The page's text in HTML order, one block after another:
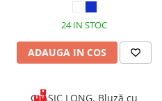
24 IN STOC
ADAUGA IN COS
CLASIC LONG, Bluză cu